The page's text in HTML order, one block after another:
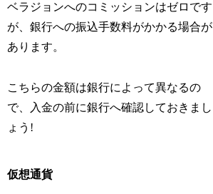
ベラジョンへのコミッションはゼロです
が、銀行への振込手数料がかかる場合が
あります。
こちらの金額は銀行によって異なるの
で、入金の前に銀行へ確認しておきまし
ょう!
仮想通貨